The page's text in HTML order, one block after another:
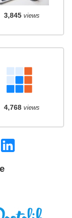
3,845views
4,768views